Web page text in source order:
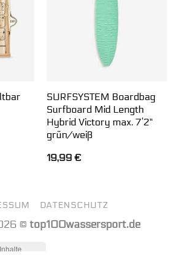
SURFSYSTEM Boardbag
Surfboard Mid Length
Hybrid Victory max. 7’2“
grün/weiß
19,99 €
DATENSCHUTZ
© top100wassersport.de